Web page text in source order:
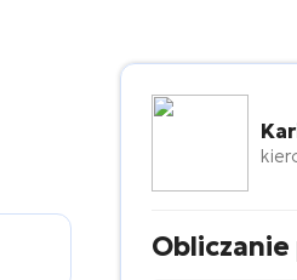
Obliczanie